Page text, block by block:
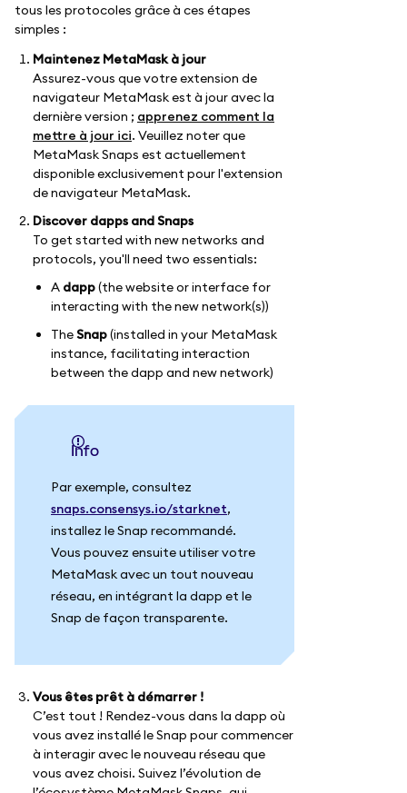
tous les protocoles grâce à ces étapes
simples :
Maintenez MetaMask à jour
Assurez-vous que votre extension de
navigateur MetaMask est à jour avec la
dernière version ; apprenez comment la
mettre à jour ici. Veuillez noter que
MetaMask Snaps est actuellement
disponible exclusivement pour l'extension
de navigateur MetaMask.
Discover dapps and Snaps
To get started with new networks and
protocols, you'll need two essentials:
A dapp(the website or interface for
interacting with the new network(s))
TheSnap(installed in your MetaMask
instance, facilitating interaction
between the dapp and new network)
info
Par exemple, consultez
snaps.consensys.io/starknet,
installez le Snap recommandé.
Vous pouvez ensuite utiliser votre
MetaMask avec un tout nouveau
réseau, en intégrant la dapp et le
Snap de façon transparente.
Vous êtes prêt à démarrer !
C’est tout ! Rendez-vous dans la dapp où
vous avez installé le Snap pour commencer
à interagir avec le nouveau réseau que
vous avez choisi. Suivez l’évolution de